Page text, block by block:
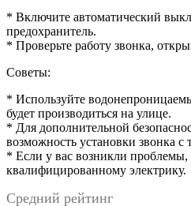
* Включите автоматический
предохранитель.
* Проверьте работу звонка,
Советы:
* Используйте
будет производиться на улице.
* Для дополнительной
возможность установки звонка с
* Если у вас возникли проблемы,
квалифицированному электрику.
Средний рейтинг